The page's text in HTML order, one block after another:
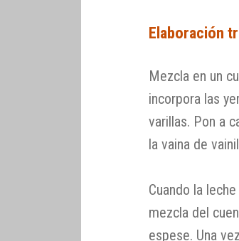
Elaboración
Mezcla en un
incorpora las
varillas. Pon a
la vaina de
Cuando la
mezcla del
espese. Una